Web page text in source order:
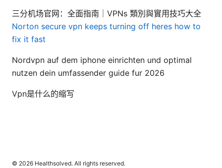
三分机场官网：全面指南｜VPNs 類別與實用技巧大全
Norton secure vpn keeps turning off heres how to
fix it fast
Nordvpn auf dem iphone einrichten und optimal
nutzen dein umfassender guide fur 2026
Vpn是什么的缩写
© 2026 Healthsolved. All rights reserved.